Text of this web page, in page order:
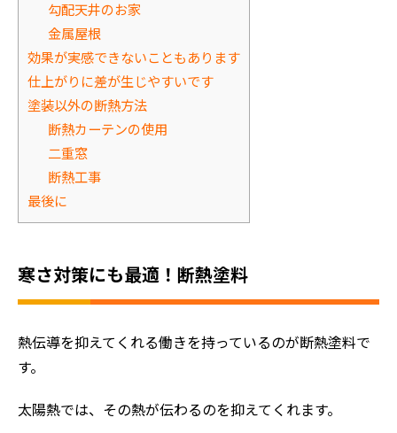
勾配天井のお家
金属屋根
効果が実感できないこともあります
仕上がりに差が生じやすいです
塗装以外の断熱方法
断熱カーテンの使用
二重窓
断熱工事
最後に
寒さ対策にも最適！断熱塗料
熱伝導を抑えてくれる働きを持っているのが断熱塗料で
す。
太陽熱では、その熱が伝わるのを抑えてくれます。